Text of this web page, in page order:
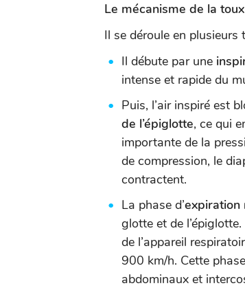
Le mécanisme de la
Il se déroule en plusieurs
Il débute par une
intense et rapide du
Puis, l’air inspiré est
de l’épiglotte, ce qui
importante de la
de compression, le
contractent.
La phase d’expiration
glotte et de
de l’appareil
900 km/h. Cette
abdominaux et